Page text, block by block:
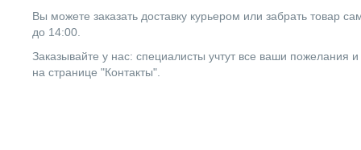
Вы можете заказать доставку курьером или забрать товар
до 14:00.
Заказывайте у нас: специалисты учтут все ваши
на странице "Контакты".